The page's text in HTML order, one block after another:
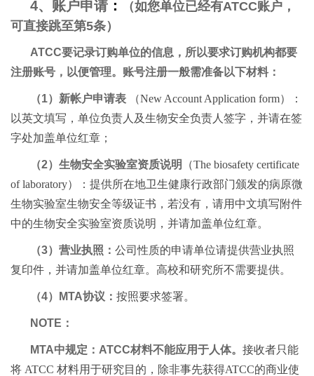
4、账户申请 ：
（如您单位已经有ATCC账户，
可直接跳至第5条）
ATCC要记录订购单位的信息，所以要求订购机构都要
注册账号，以便管理。账号注册一般需准备以下材料：
（1）新帐户申请表 （New Account Application form）：
以英文填写，单位负责人及生物安全负责人签字，并请在签
字处加盖单位红章；
（2）生物安全实验室资质说明
（The biosafety certificate
of laboratory）：提供所在地卫生健康行政部门颁发的病原微
生物实验室生物安全等级证书，若没有，请用中文填写附件
中的生物安全实验室资质说明，并请加盖单位红章。
（3）营业执照： 公司性质的申请单位请提供营业执照
复印件，并请加盖单位红章。高校和研究所不需要提供。
（4）MTA协议： 按照要求签署。
NOTE：
MTA中规定：ATCC材料不能应用于人体。 接收者只能
将 ATCC 材料用于研究目的，除非事先获得ATCC的商业使